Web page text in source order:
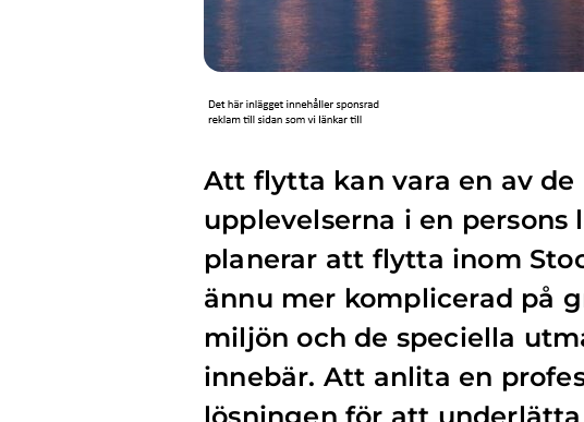
Att flytta kan vara en av de
upplevelserna i en persons
planerar att flytta inom
ännu mer komplicerad på
miljön och de speciella
innebär. Att anlita en